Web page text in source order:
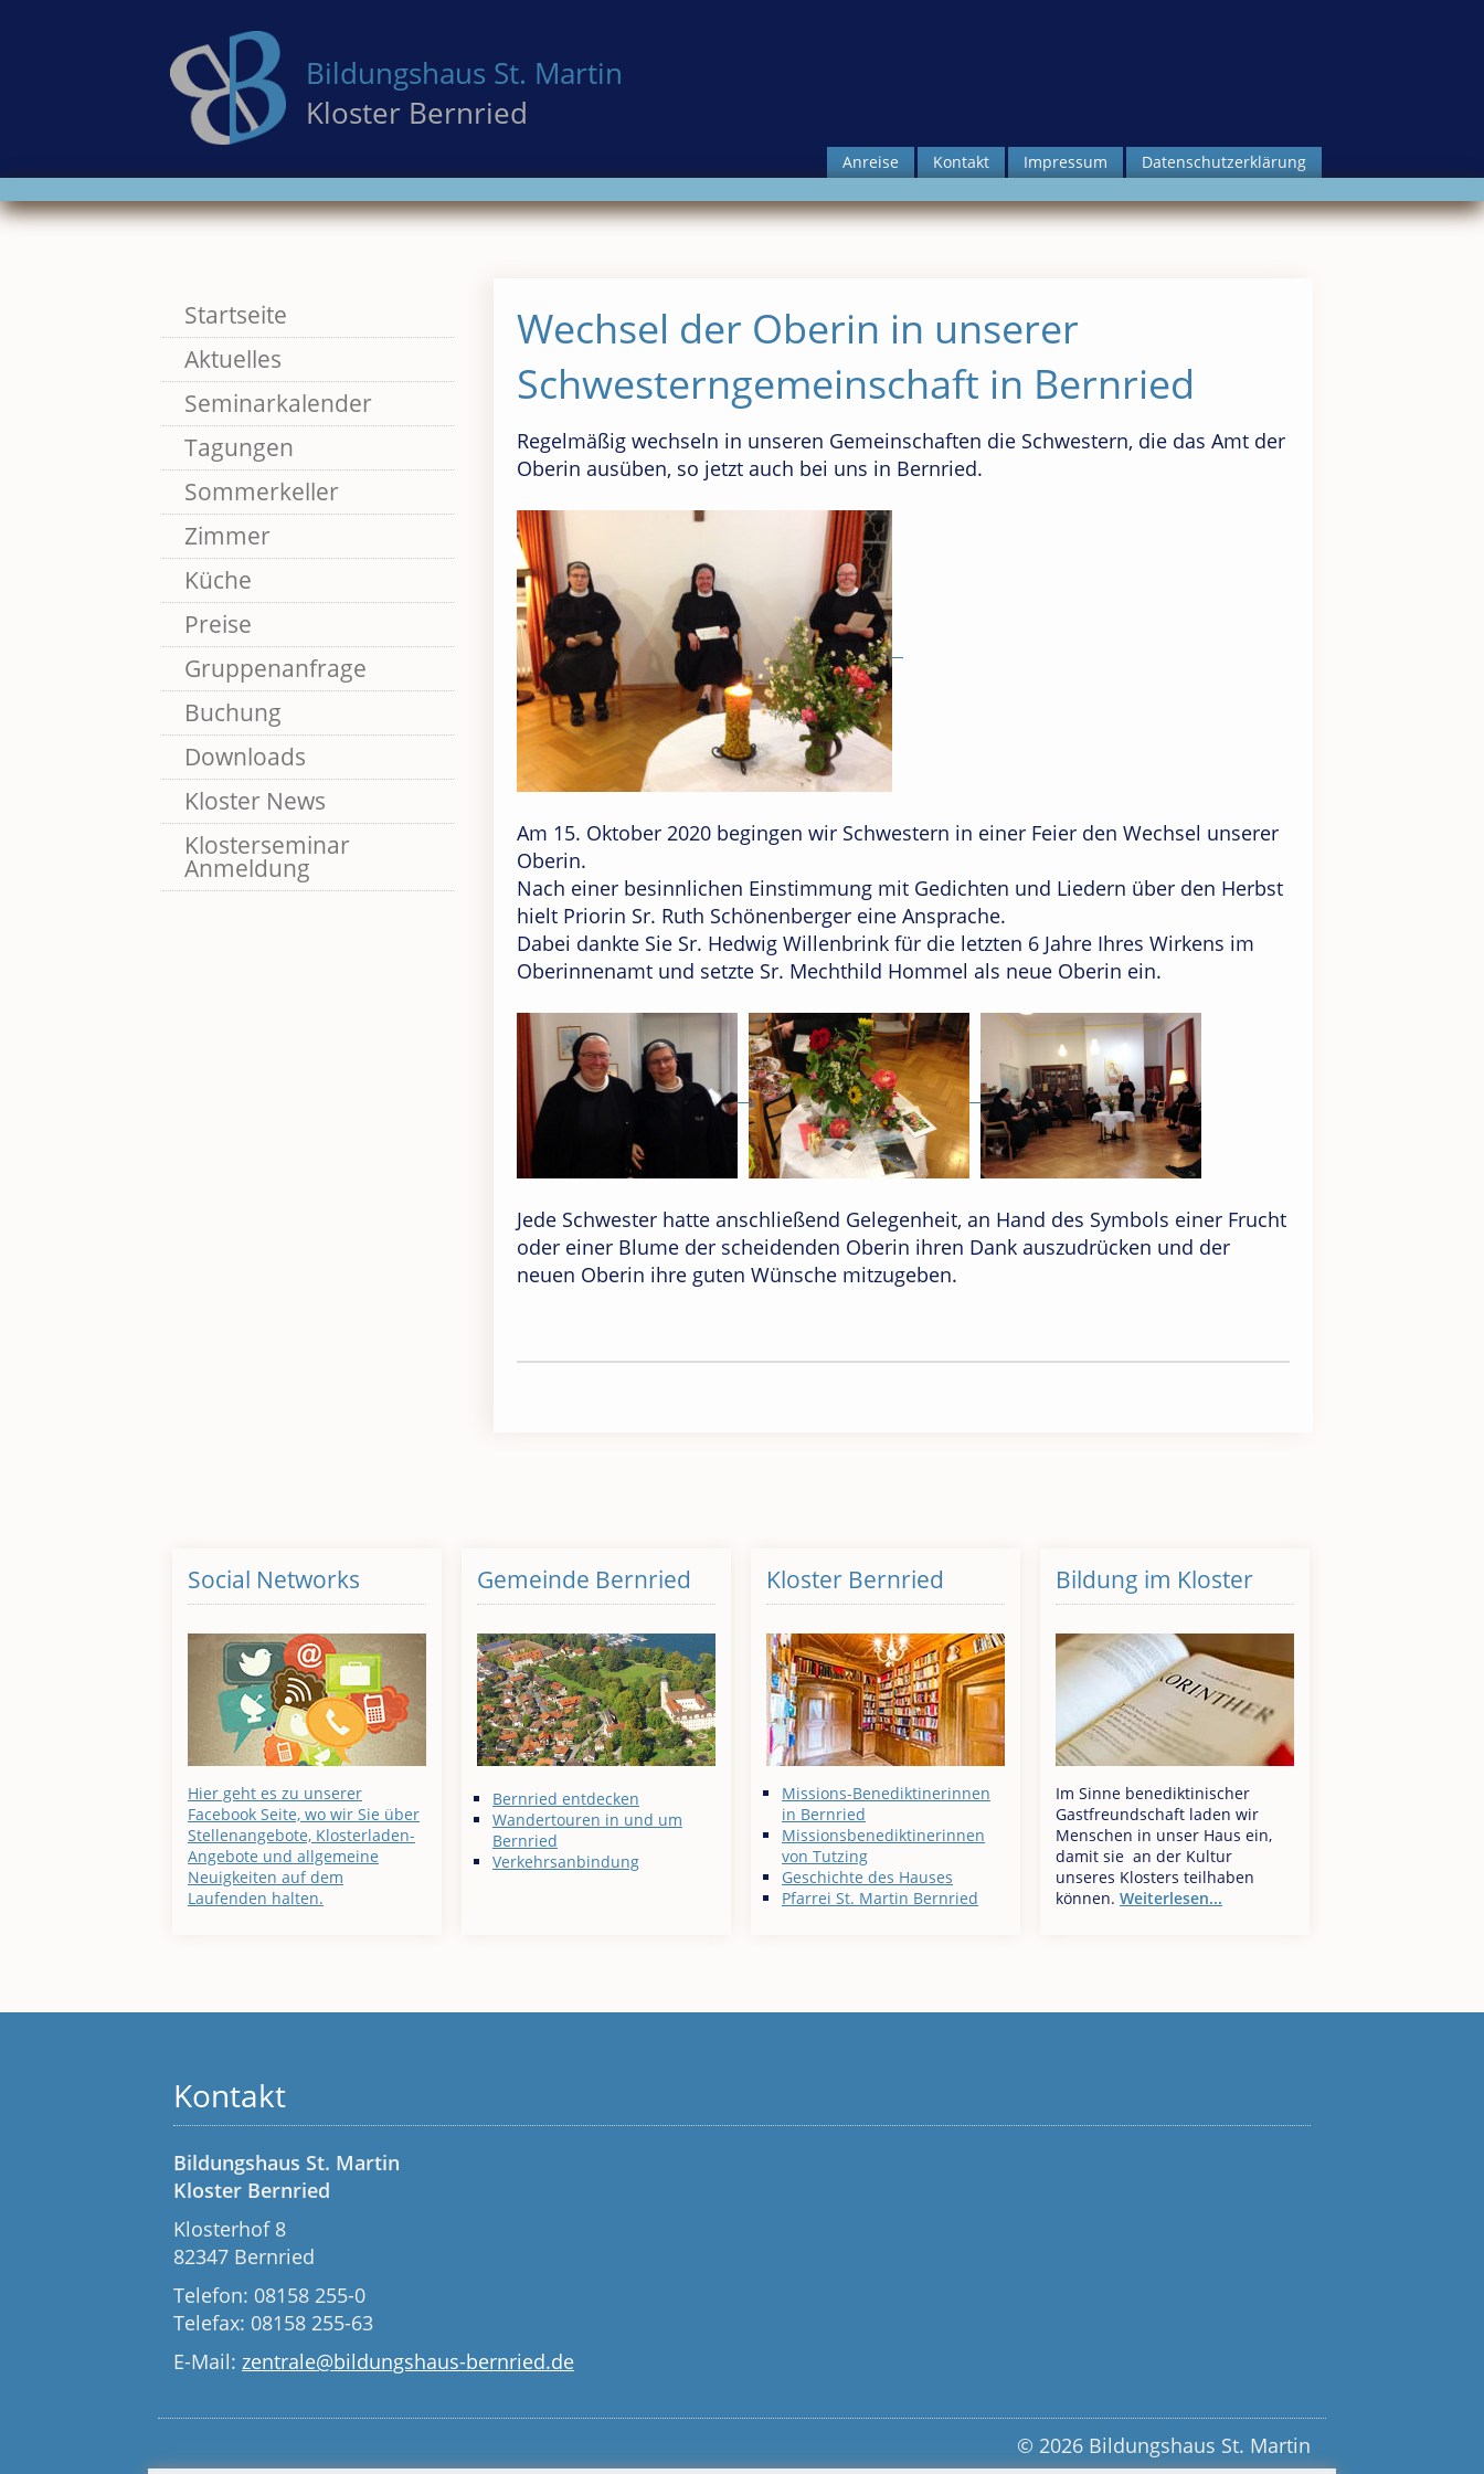
Bildungshaus St. Martin
Kloster Bernried
Anreise Kontakt Impressum Datenschutzerklärung
Skip
to
content
Startseite
Aktuelles
Seminarkalender
Tagungen
Sommerkeller
Zimmer
Küche
Preise
Gruppenanfrage
Buchung
Downloads
Kloster News
Klosterseminar
Anmeldung
Wechsel der Oberin in unserer
Schwesterngemeinschaft in Bernried
Regelmäßig wechseln in unseren Gemeinschaften die Schwestern, die das Amt der
Oberin ausüben, so jetzt auch bei uns in Bernried.
Am 15. Oktober 2020 begingen wir Schwestern in einer Feier den Wechsel unserer
Oberin.
Nach einer besinnlichen Einstimmung mit Gedichten und Liedern über den Herbst
hielt Priorin Sr. Ruth Schönenberger eine Ansprache.
Dabei dankte Sie Sr. Hedwig Willenbrink für die letzten 6 Jahre Ihres Wirkens im
Oberinnenamt und setzte Sr. Mechthild Hommel als neue Oberin ein.
Jede Schwester hatte anschließend Gelegenheit, an Hand des Symbols einer Frucht
oder einer Blume der scheidenden Oberin ihren Dank auszudrücken und der
neuen Oberin ihre guten Wünsche mitzugeben.
Social Networks
Hier geht es zu unserer
Facebook Seite, wo wir Sie über
Stellenangebote, Klosterladen-
Angebote und allgemeine
Neuigkeiten auf dem
Laufenden halten.
Gemeinde Bernried
Bernried entdecken
Wandertouren in und um
Bernried
Verkehrsanbindung
Kloster Bernried
Missions-Benediktinerinnen
in Bernried
Missionsbenediktinerinnen
von Tutzing
Geschichte des Hauses
Pfarrei St. Martin Bernried
Bildung im Kloster
Im Sinne benediktinischer
Gastfreundschaft laden wir
Menschen in unser Haus ein,
damit sie an der Kultur
unseres Klosters teilhaben
können. Weiterlesen...
Kontakt
Bildungshaus St. Martin
Kloster Bernried
Klosterhof 8
82347 Bernried
Telefon: 08158 255-0
Telefax: 08158 255-63
E-Mail: zentrale@bildungshaus-bernried.de
© 2026 Bildungshaus St. Martin